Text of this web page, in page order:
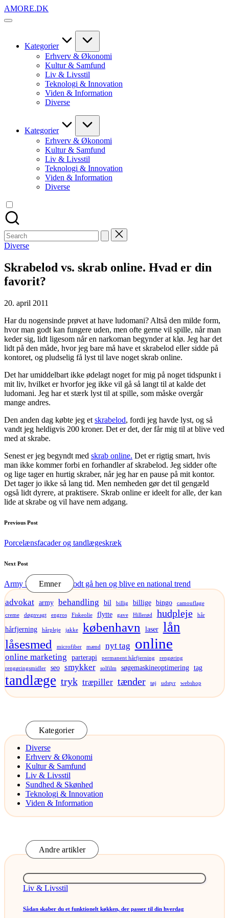
Skip
to
AMORE.DK
For
Kategorier
Erhverv & Økonomi
Kultur & Samfund
Liv & Livsstil
Teknologi & Innovation
Viden & Information
Diverse
Kategorier
Erhverv & Økonomi
Kultur & Samfund
Liv & Livsstil
Teknologi & Innovation
Viden & Information
Diverse
Search
for:
Posted
Diverse
Skrabelod vs. skrab online. Hvad er din
favorit?
20. april 2011
Har du nogensinde prøvet at have ludomani? Altså den milde form,
hvor man godt kan fungere uden, men ofte gerne vil spille, når man
keder sig, lidt ligesom når en narkoman begynder at klø. Jeg har det
lidt på den måde, hvor jeg bare må have et skrabelod eller sidde på
kontoret, og pludselig få lyst til lave noget skrab online.
Det har umiddelbart ikke ødelagt noget for mig på noget tidspunkt i
mit liv, hvilket er hvorfor jeg ikke vil gå så langt til at kalde det
ludomani. Jeg har et stærk lyst til at spille, som måske overgår
mange andres.
Den anden dag købte jeg et skrabelod, fordi jeg havde lyst, og så
vandt jeg heldigvis 200 kroner. Det er det, der får mig til at blive ved
med at skrabe.
Senest er jeg begyndt med skrab online. Det er rigtig smart, hvis
man ikke kommer forbi en forhandler af skrabelod. Jeg sidder ofte
og lige tager en hurtig skraber, når jeg har en pause på mit kontor.
Det tager jo ikke så lang tid. Men nemheden gør det til gengæld
også lidt dyrere, at praktisere. Skrab online er ideelt for alle, der kan
lide at skrabe og vil have nem adgang.
Post
navigation
Previous Post
Porcelænsfacader og tandlægeskræk
Next Post
Army bælter kunne godt gå hen og blive en national trend
Emner
advokat army behandling bil billig billige bingo camouflage
creme døgnvagt engros Fiskeolie flytte gave Hillerød hudpleje hår
hårfjerning hårpleje jakke københavn laser lån
låsesmed microfiber mænd nyt tag online
online marketing parterapi permanent hårfjerning
rengøring
rengøringsmidler
seo smykker solfilm søgemaskineoptimering tag
tandlæge tryk træpiller tænder tøj udstyr webshop
Kategorier
Diverse
Erhverv & Økonomi
Kultur & Samfund
Liv & Livsstil
Sundhed & Skønhed
Teknologi & Innovation
Viden & Information
Andre artikler
Posted
Liv & Livsstil
Sådan skaber du et funktionelt køkken, der passer til din hverdag